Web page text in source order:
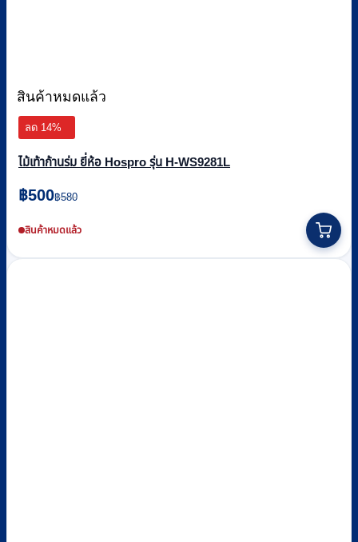
สินค้าหมดแล้ว
ลด 14%
ไม้เท้าก้านร่ม ยี่ห้อ Hospro รุ่น H-WS9281L
฿580
Original
was:
฿500
Current
is:สินค้าหมดแล้ว